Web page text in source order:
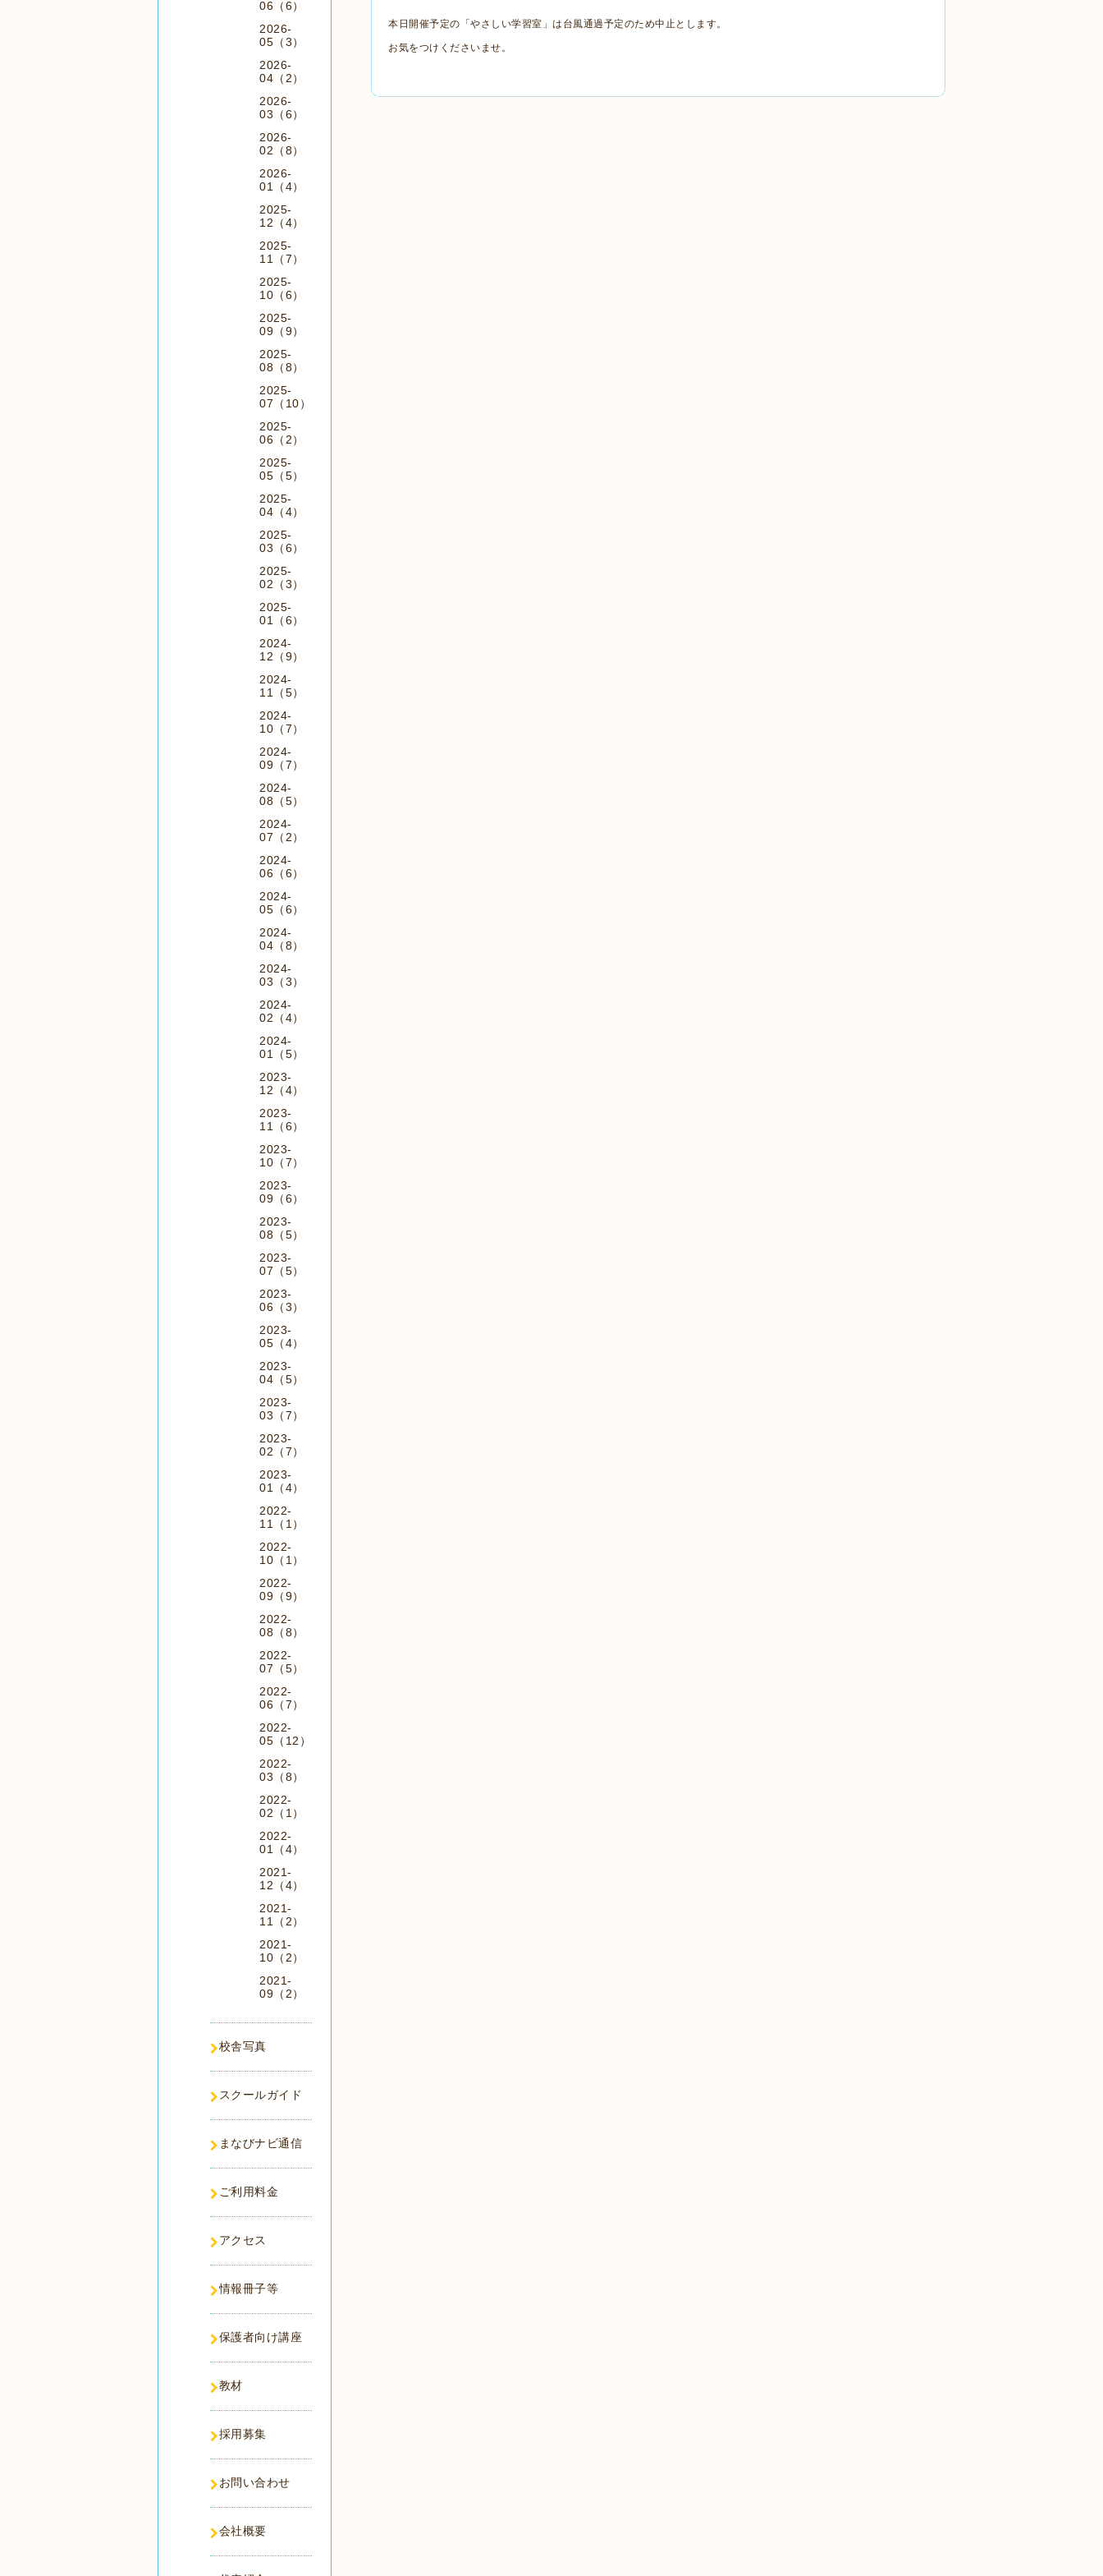
本日開催予定の「やさしい学習室」は台風通過予定のため中止とします。
お気をつけくださいませ。
06（6）
2026-
05（3）
2026-
04（2）
2026-
03（6）
2026-
02（8）
2026-
01（4）
2025-
12（4）
2025-
11（7）
2025-
10（6）
2025-
09（9）
2025-
08（8）
2025-
07（10）
2025-
06（2）
2025-
05（5）
2025-
04（4）
2025-
03（6）
2025-
02（3）
2025-
01（6）
2024-
12（9）
2024-
11（5）
2024-
10（7）
2024-
09（7）
2024-
08（5）
2024-
07（2）
2024-
06（6）
2024-
05（6）
2024-
04（8）
2024-
03（3）
2024-
02（4）
2024-
01（5）
2023-
12（4）
2023-
11（6）
2023-
10（7）
2023-
09（6）
2023-
08（5）
2023-
07（5）
2023-
06（3）
2023-
05（4）
2023-
04（5）
2023-
03（7）
2023-
02（7）
2023-
01（4）
2022-
11（1）
2022-
10（1）
2022-
09（9）
2022-
08（8）
2022-
07（5）
2022-
06（7）
2022-
05（12）
2022-
03（8）
2022-
02（1）
2022-
01（4）
2021-
12（4）
2021-
11（2）
2021-
10（2）
2021-
09（2）
校舎写真
スクールガイド
まなびナビ通信
ご利用料金
アクセス
情報冊子等
保護者向け講座
教材
採用募集
お問い合わせ
会社概要